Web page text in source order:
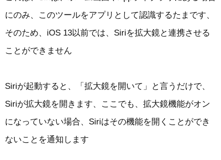
にのみ、このツールをアプリとして認識するたまです、
そのため、iOS 13以前では、Siriを拡大鏡と連携させる
ことができません
Siriが起動すると、「拡大鏡を開いて」と言うだけで、
Siriが拡大鏡を開きます、ここでも、拡大鏡機能がオン
になっていない場合、Siriはその機能を開くことができ
ないことを通知します